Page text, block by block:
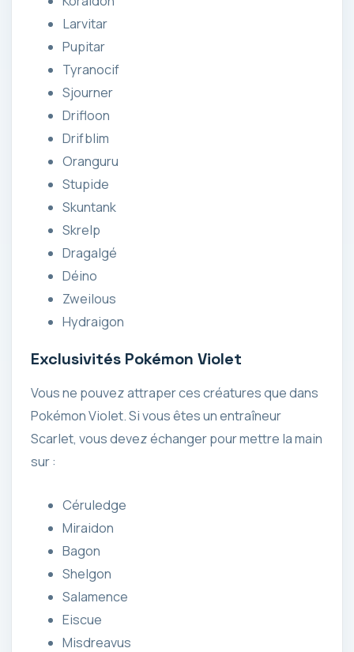
Larvitar
Pupitar
Tyranocif
Sjourner
Drifloon
Drifblim
Oranguru
Stupide
Skuntank
Skrelp
Dragalgé
Déino
Zweilous
Hydraigon
Exclusivités Pokémon Violet
Vous ne pouvez attraper ces créatures que dans
Pokémon Violet. Si vous êtes un entraîneur
Scarlet, vous devez échanger pour mettre la main
sur :
Céruledge
Miraidon
Bagon
Shelgon
Salamence
Eiscue
Misdreavus